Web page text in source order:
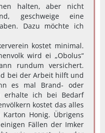
halten, aber nicht
geschweige eine
Dazu möchte ich
kostet minimal.
wird ei „Obolus“
rundum versichert.
bei der Arbeit hilft und
es mal Brand- oder
erhalte ich bei Bedarf
kostet das alles
Honig. Übrigens
Fällen der Imker